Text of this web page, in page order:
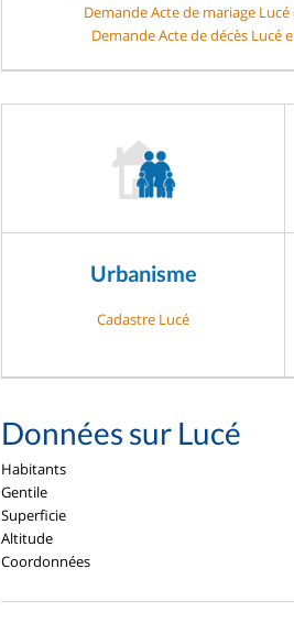
Demande Acte de mariage Lucé
Demande Acte de décès Lucé
Urbanisme
Cadastre Lucé
Données sur Lucé
Habitants
Gentile
Superficie
Altitude
Coordonnées